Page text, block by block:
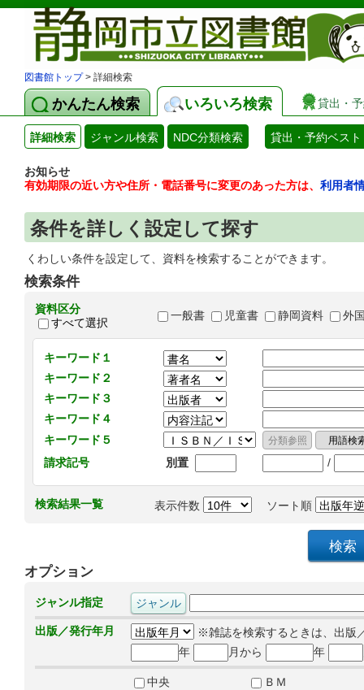
図書館トップ> 詳細検索
かんたん検索 いろいろ検索 貸出・
詳細検索 ジャンル検索 NDC分類検索 貸出・予約ベスト
お知らせ
有効期限の近い方や住所・電話番号に変更のあった方は、 利用者
条件を詳しく設定して探す
くわしい条件を設定して、資料を検索することができます。
検索条件
資料区分
すべて選択
一般書 児童書 静岡資料 外
キーワード１
キーワード２
キーワード３
キーワード４
キーワード５
請求記号
別置 /
検索結果一覧 表示件数 ソート順
オプション
ジャンル指定
出版／発行年月
※雑誌を検索するときは、出版
年
月から 年
中央
ＢＭ